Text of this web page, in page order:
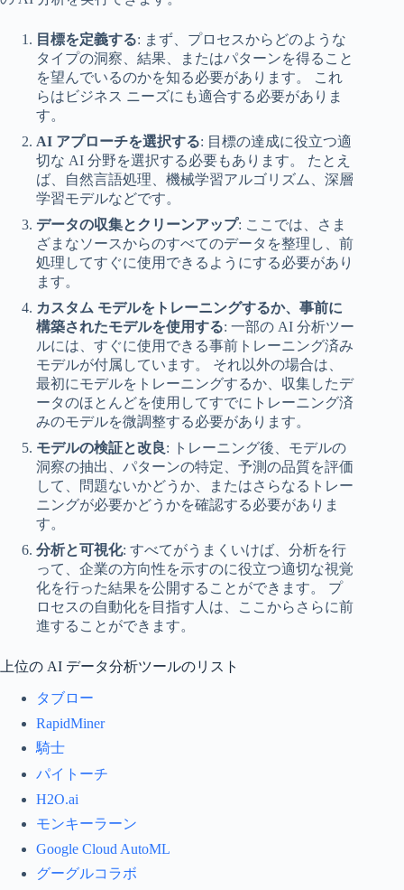
目標を定義する: まず、プロセスからどのような
タイプの洞察、結果、またはパターンを得ること
を望んでいるのかを知る必要があります。 これ
らはビジネス ニーズにも適合する必要がありま
す。
AI アプローチを選択する: 目標の達成に役立つ適
切な AI 分野を選択する必要もあります。 たとえ
ば、自然言語処理、機械学習アルゴリズム、深層
学習モデルなどです。
データの収集とクリーンアップ: ここでは、さま
ざまなソースからのすべてのデータを整理し、前
処理してすぐに使用できるようにする必要があり
ます。
カスタム モデルをトレーニングするか、事前に
構築されたモデルを使用する: 一部の AI 分析ツー
ルには、すぐに使用できる事前トレーニング済み
モデルが付属しています。 それ以外の場合は、
最初にモデルをトレーニングするか、収集したデ
ータのほとんどを使用してすでにトレーニング済
みのモデルを微調整する必要があります。
モデルの検証と改良: トレーニング後、モデルの
洞察の抽出、パターンの特定、予測の品質を評価
して、問題ないかどうか、またはさらなるトレー
ニングが必要かどうかを確認する必要がありま
す。
分析と可視化: すべてがうまくいけば、分析を行
って、企業の方向性を示すのに役立つ適切な視覚
化を行った結果を公開することができます。 プ
ロセスの自動化を目指す人は、ここからさらに前
進することができます。
上位の AI データ分析ツールのリスト
タブロー
RapidMiner
騎士
パイトーチ
H2O.ai
モンキーラーン
Google Cloud AutoML
グーグルコラボ